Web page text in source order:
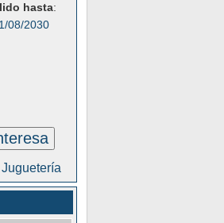
hasta:
08/2030
Juguetería